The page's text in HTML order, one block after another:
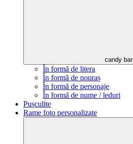
candy bar
În formă de litera
În formă de nouraș
În formă de personaje
În formă de nume / leduri
Pușculite
Rame foto personalizate